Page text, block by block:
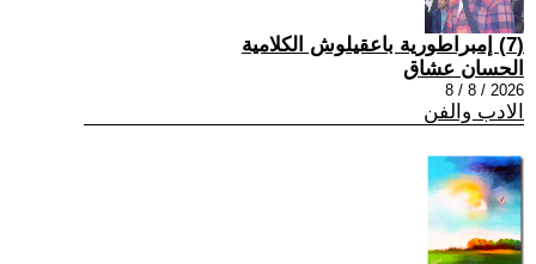
(7) إمبراطورية باعقيلوش الكلامية
الحسان عشاق
2026 / 8 / 8
الادب والفن